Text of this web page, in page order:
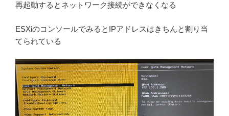
再起動するとネットワーク接続ができなくなる
ESXiのコンソールでみるとIPアドレスはきちんと割り当
てられている